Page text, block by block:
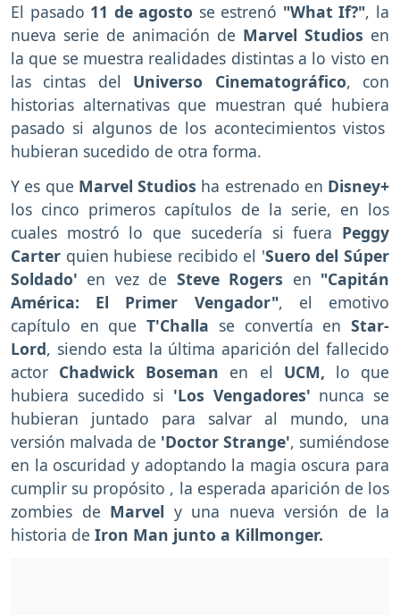
El pasado 11 de agosto se estrenó "What If?", la
nueva serie de animación de Marvel Studios en
la que se muestra realidades distintas a lo visto en
las cintas del Universo Cinematográfico, con
historias alternativas que muestran qué hubiera
pasado si algunos de los acontecimientos vistos
hubieran sucedido de otra forma.
Y es que Marvel Studios ha estrenado en Disney+
los cinco primeros capítulos de la serie, en los
cuales mostró lo que sucedería si fuera Peggy
Carter quien hubiese recibido el 'Suero del Súper
Soldado' en vez de Steve Rogers en "Capitán
América: El Primer Vengador", el emotivo
capítulo en queT'Challa se convertía enStar-
Lord, siendo esta la última aparición del fallecido
actor Chadwick Boseman en el UCM, lo que
hubiera sucedido si 'Los Vengadores' nunca se
hubieran juntado para salvar al mundo, una
versión malvada de 'Doctor Strange', sumiéndose
en la oscuridad y adoptando la magia oscura para
cumplir su propósito , la esperada aparición de los
zombies de Marvel y una nueva versión de la
historia de Iron Man junto a Killmonger.